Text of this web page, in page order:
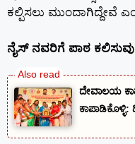
ಕಲ್ಪಿಸಲು ಮುಂದಾಗಿದ್ದೇವೆ
ನೈಸ್ ನವರಿಗೆ ಪಾಠ
ದೇವಾಲಯ